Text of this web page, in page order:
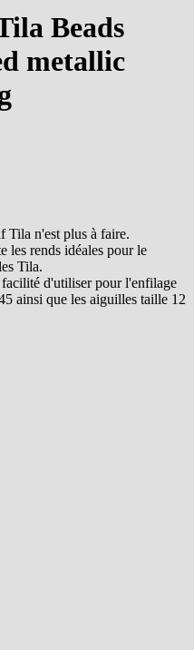
Beads
metallic
Tila n'est plus à faire.
les rends idéales pour le
Tila.
d'utiliser pour l'enfilage
ainsi que les aiguilles taille 12